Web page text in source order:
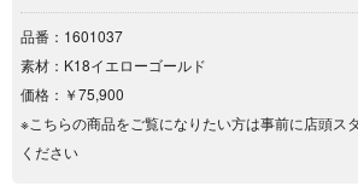
品番：1601037
素材：K18イエローゴールド
価格：￥75,900
※こちらの商品をご覧になりたい方は事前に店頭ス
ください